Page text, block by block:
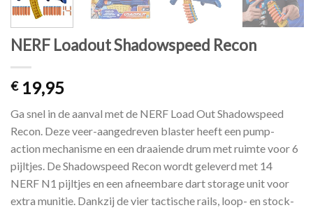
NERF Loadout Shadowspeed Recon
€19,95
Ga snel in de aanval met de NERF Load Out Shadowspeed
Recon. Deze veer-aangedreven blaster heeft een pump-
action mechanisme en een draaiende drum met ruimte voor 6
pijltjes. De Shadowspeed Recon wordt geleverd met 14
NERF N1 pijltjes en een afneembare dart storage unit voor
extra munitie. Dankzij de vier tactische rails, loop- en stock-